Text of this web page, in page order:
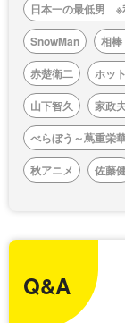
日本一の最低男 ※
SnowMan
相
赤楚衛二
ホッ
山下智久
家政
べらぼう～蔦重栄
秋アニメ
佐藤
Q&A